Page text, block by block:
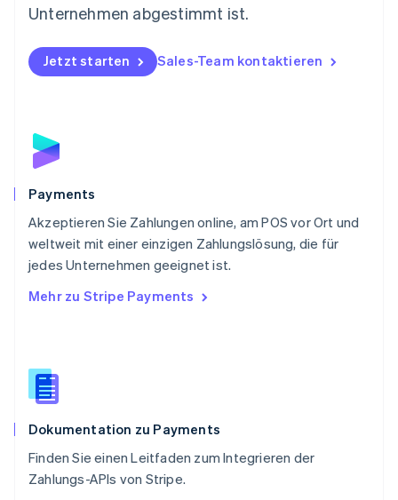
Unternehmen abgestimmt ist.
Jetzt starten Sales-Team kontaktieren
Payments
Akzeptieren Sie Zahlungen online, am POS vor Ort und
weltweit mit einer einzigen Zahlungslösung, die für
jedes Unternehmen geeignet ist.
Mehr zu Stripe Payments
Dokumentation zu Payments
Finden Sie einen Leitfaden zum Integrieren der
Zahlungs-APIs von Stripe.
Österreich
Polen
English
Portugal
Schweden
Schweiz
Singapur
English简体中文
Slowakei
Slowenien
English
Spanien
Thailand
Tschechische Republik
English